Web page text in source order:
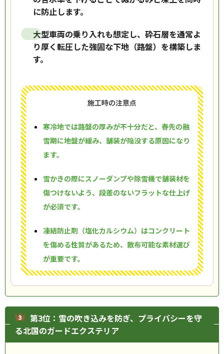
に防止します。
大型車両の乗り入れも想定し、砕石層を通常よ
り厚く転圧した強固な下地（路盤）を構築しま
す。
施工時の注意点
寒冷地では路盤の厚みが不十分だと、春先の融
雪期に地盤が緩み、舗装が陥没する原因になり
ます。
雪かきの際にスノーダンプや除雪機で舗装材を
傷つけないよう、段差のないフラットな仕上げ
が必須です。
凍結防止剤（塩化カルシウム）はコンクリート
を傷める性質があるため、散布可能な素材選び
が重要です。
第3位：雪の吹き込みを防ぎ、プライバシーを守
る北国のガードエクステリア